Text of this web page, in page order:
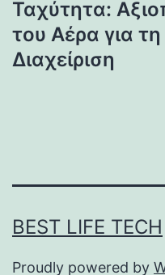
Ταχύτητα:
του Αέρα για
Διαχείριση
BEST LIFE TECH
Proudly powered by